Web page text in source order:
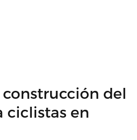
del
ciclistas en